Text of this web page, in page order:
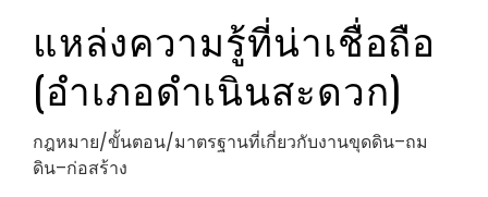
แหล่งความรู้ที่น่าเชื่อถือ
(อำเภอดำเนินสะดวก)
กฎหมาย/ขั้นตอน/มาตรฐานที่เกี่ยวกับงานขุดดิน–ถม
ดิน–ก่อสร้าง